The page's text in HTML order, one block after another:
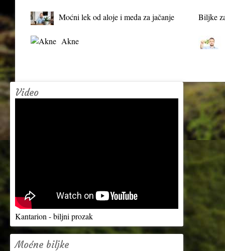
Moćni lek od aloje i meda za jačanje
Biljke
Akne
Video
Kantarion - biljni prozak
Moćne biljke